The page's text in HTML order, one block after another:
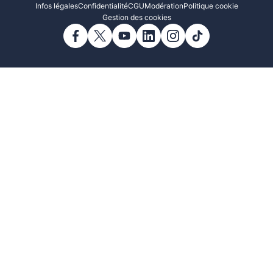
Infos légalesConfidentialitéCGUModérationPolitique cookie
Gestion des cookies